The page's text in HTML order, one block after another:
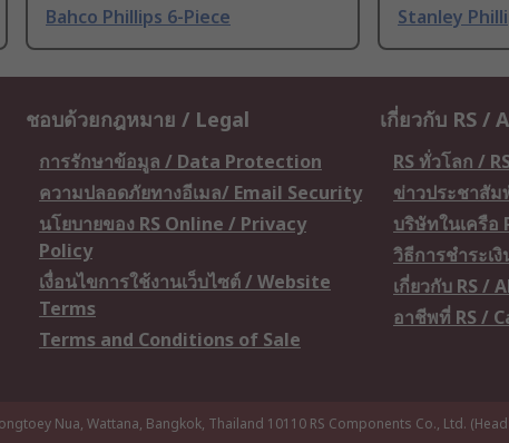
Bahco Phillips 6-Piece Stanley
ชอบด้วยกฎหมาย / Legal
การรักษาข้อมูล / Data Protection
ความปลอดภัยทางอีเมล/ Email Security
นโยบายของ RS Online / Privacy
Policy
เงื่อนไขการใช้งานเว็บไซต์ / Website
Terms
Terms and Conditions of Sale
เกี่ยวกับ RS /
RS ทั่วโลก /
ข่าวประชาสั
บริษัทในเครือ
วิธีการชำระเ
เกี่ยวกับ RS /
อาชีพที่ RS /
Nua, Wattana, Bangkok, Thailand 10110 RS Components Co., Ltd.